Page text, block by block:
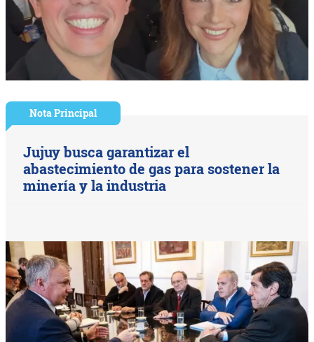
Nota Principal
Jujuy busca garantizar el
abastecimiento de gas para sostener la
minería y la industria